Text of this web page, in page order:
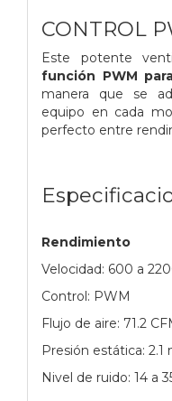
CONTROL
Este potente
función PWM
manera que se
equipo en cada
perfecto entre
Rendimiento
Velocidad: 600 a
Control: PWM
Flujo de aire: 71.2
Presión estática: 2.1
Nivel de ruido: 14 a